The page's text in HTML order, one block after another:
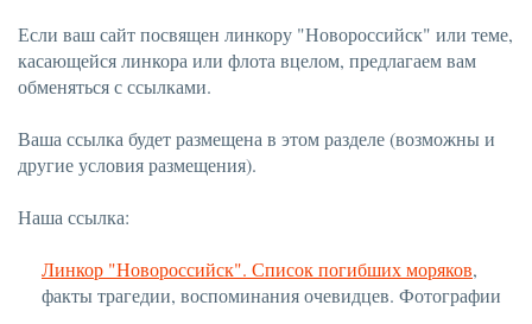
Если ваш сайт посвящен линкору "Новороссийск" или теме,
касающейся линкора или флота вцелом, предлагаем вам
обменяться с ссылками.
Ваша ссылка будет размещена в этом разделе (возможны и
другие условия размещения).
Наша ссылка:
Линкор "Новороссийск". Список погибших моряков,
факты трагедии, воспоминания очевидцев. Фотографии